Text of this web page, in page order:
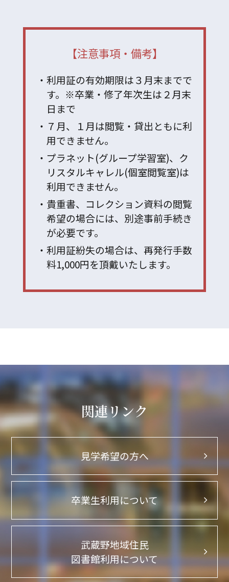
【注意事項・備考】
利用証の有効期限は３月末までで
す。※卒業・修了年次生は２月末
日まで
７月、１月は閲覧・貸出ともに利
用できません。
プラネット(グループ学習室)、ク
リスタルキャレル(個室閲覧室)は
利用できません。
貴重書、コレクション資料の閲覧
希望の場合には、別途事前手続き
が必要です。
利用証紛失の場合は、再発行手数
料1,000円を頂戴いたします。
関連リンク
見学希望の方へ
卒業生利用について
武蔵野地域住民
図書館利用について